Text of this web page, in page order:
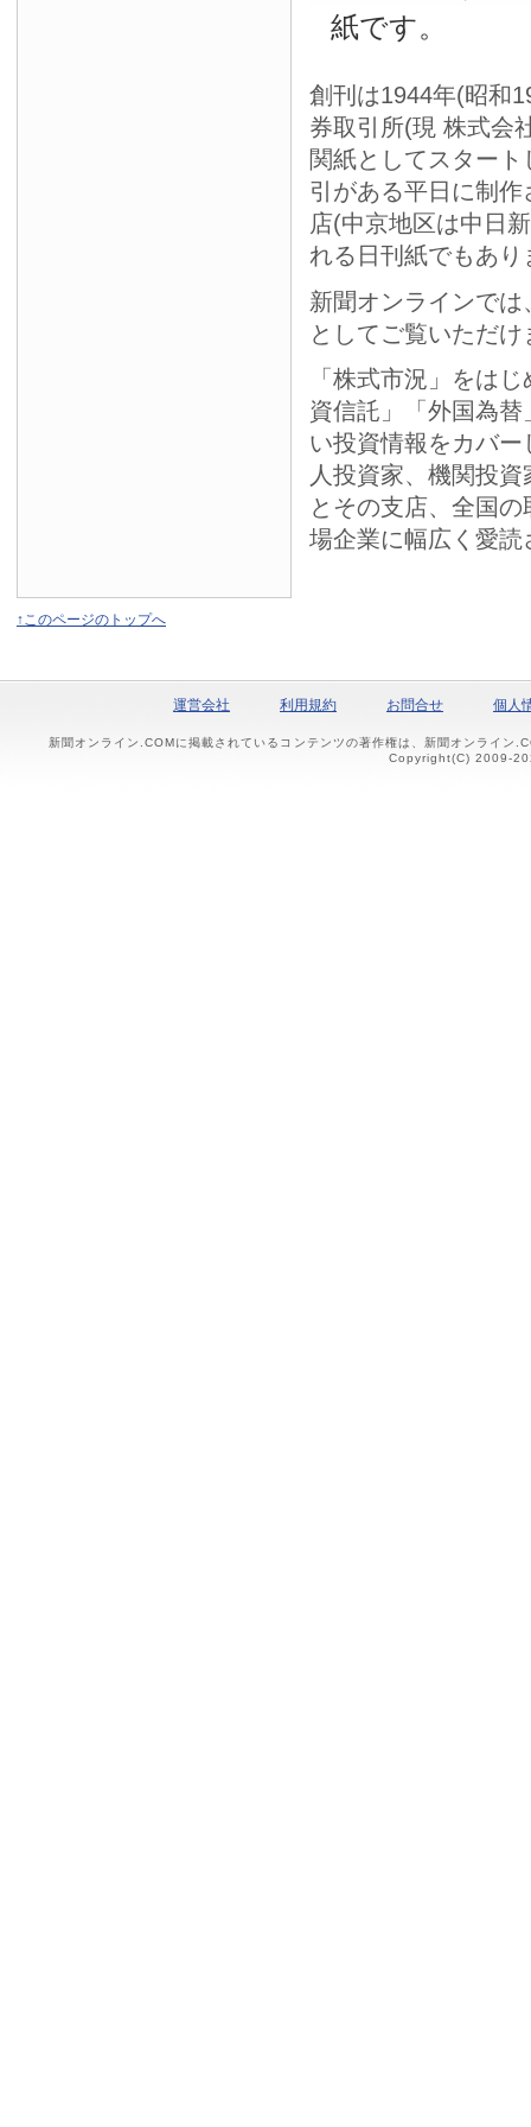
紙です。
創刊は1944年(昭和
券取引所(現 株式会
関紙としてスター
引がある平日に制
店(中京地区は中日
れる日刊紙でもあり
新聞オンラインで
としてご覧いただけ
「株式市況」をは
資信託」「外国為
い投資情報をカバ
人投資家、機関投
とその支店、全国
場企業に幅広く愛読
↑このページのトップへ
運営会社 利用規約 お問合せ 個人
新聞オンライン.COMに掲載されているコンテンツの著作権は、新聞オンライン
Copyright(C) 2009-